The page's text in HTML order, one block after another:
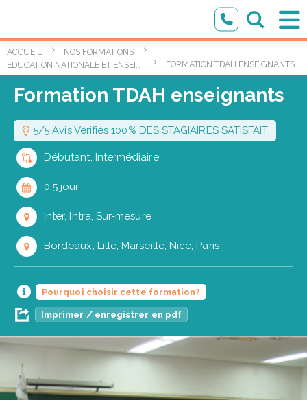
ACCUEIL
NOS FORMATIONS
FORMATION TDAH ENSEIGNANTS
Formation TDAH enseignants
5/5 Avis Vérifiés 100% DES STAGIAIRES SATISFAIT
Débutant, Intermédiaire
0.5 jour
Inter, Intra, Sur-mesure
Bordeaux, Lille, Marseille, Nice, Paris
Pourquoi choisir cette formation?
Imprimer / enregistrer en pdf